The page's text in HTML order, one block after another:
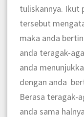
tuliskannya. Ikut
tersebut
maka anda
anda teragak-
anda
dengan anda
Berasa teragak-
anda sama